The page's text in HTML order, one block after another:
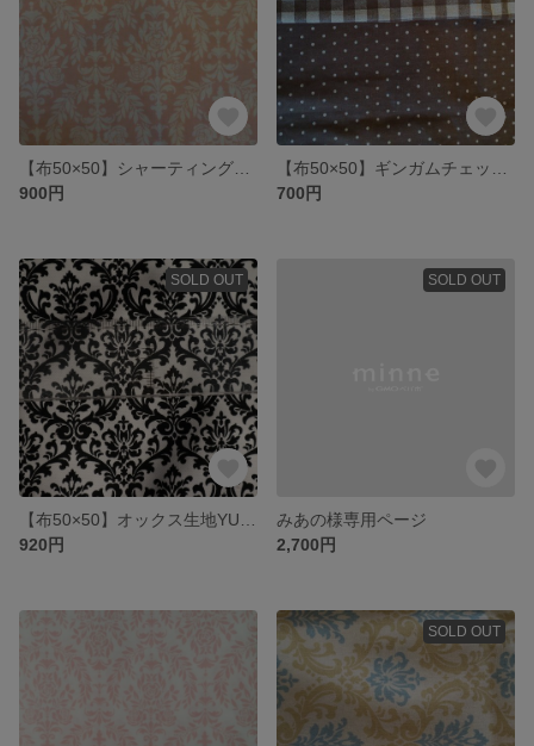
900円
700円
SOLD OUT
920円
SOLD OUT
みあの様専用ページ
2,700円
SOLD OUT